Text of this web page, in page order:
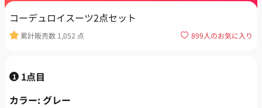
コーデュロイスーツ2点セット
累計販売数 1,052 点 899人のお気に入り
1 1点目
カラー: グレー